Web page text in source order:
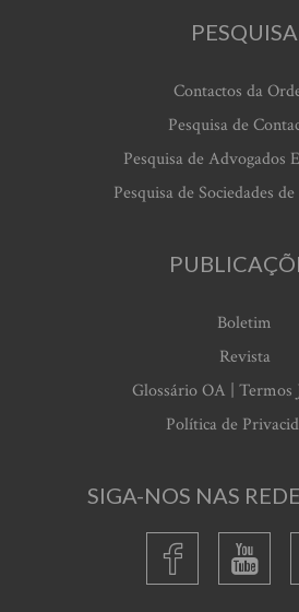
PESQUISA
Contactos da
Pesquisa de
Pesquisa de Advogados
Pesquisa de Sociedades
Boletim
Revista
Glossário OA | Termos
Política de
SIGA-NOS NAS